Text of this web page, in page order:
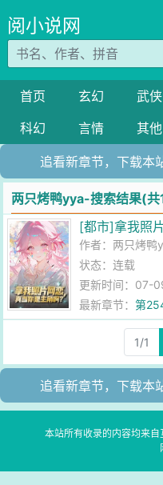
阅小说网
首页 玄幻 武侠
科幻
言情 其他
追看新章节，下载本
两只烤鸭yya-搜索结果(共
[都市]拿我照
作者： 两只烤鸭
状态：连载
更新时间：07-
最新章节：第
1/1
追看新章节，下载本
本站所有收录的内容均来自